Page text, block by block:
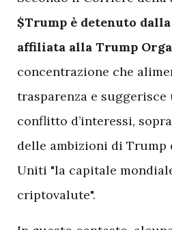
$Trump è detenuto
affiliata alla Trump
concentrazione che
trasparenza e suggerisce
conflitto d’interessi,
delle ambizioni di Trump
Uniti "la capitale
criptovalute".